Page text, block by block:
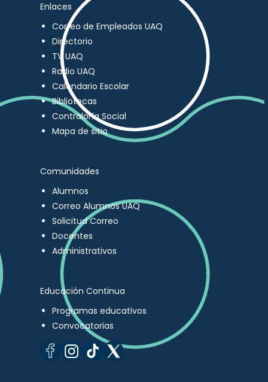
Enlaces
Correo de Empleados UAQ
Directorio
TV UAQ
Radio UAQ
Calendario Escolar
Bibliotecas
Contraloría Social
Mapa de sitio
Comunidades
Alumnos
Correo Alumnos UAQ
Solicitud Correo
Docentes
Administrativos
Educación Continua
Programas educativos
Convocatorias